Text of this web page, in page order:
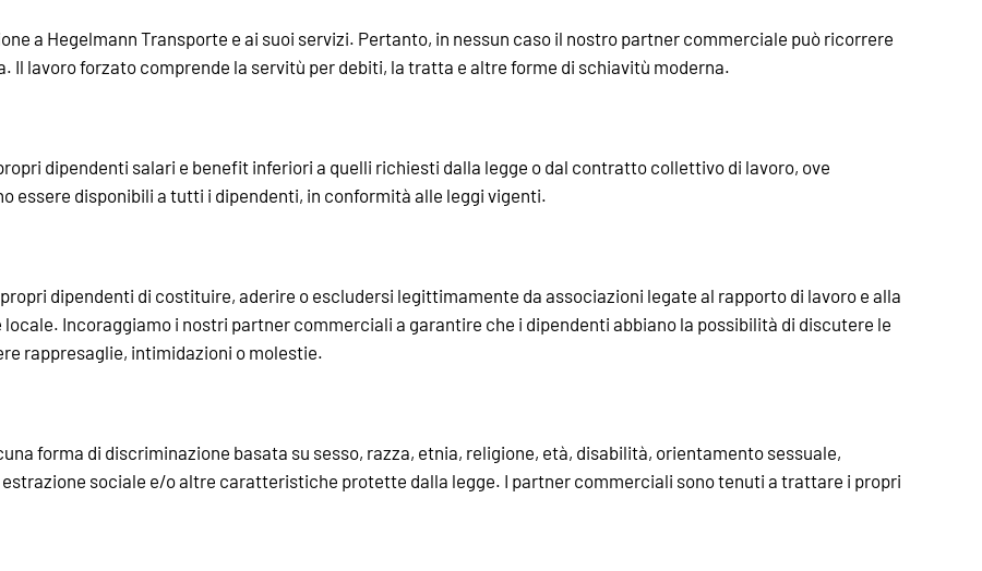
a Hegelmann Transporte e ai suoi servizi. Pertanto, in nessun caso il nostro partner commerciale può ricorrere
Il lavoro forzato comprende la servitù per debiti, la tratta e altre forme di schiavitù moderna.
dipendenti salari e benefit inferiori a quelli richiesti dalla legge o dal contratto collettivo di lavoro, ove
essere disponibili a tutti i dipendenti, in conformità alle leggi vigenti.
dipendenti di costituire, aderire o escludersi legittimamente da associazioni legate al rapporto di lavoro e alla
Incoraggiamo i nostri partner commerciali a garantire che i dipendenti abbiano la possibilità di discutere le
rappresaglie, intimidazioni o molestie.
forma di discriminazione basata su sesso, razza, etnia, religione, età, disabilità, orientamento sessuale,
sociale e/o altre caratteristiche protette dalla legge. I partner commerciali sono tenuti a trattare i propri